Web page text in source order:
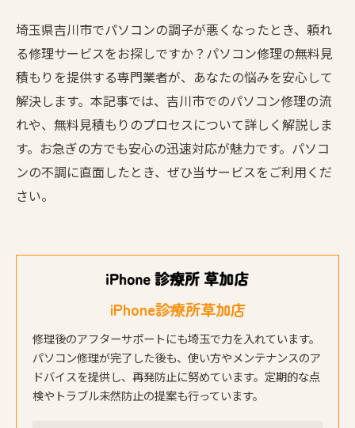
埼玉県吉川市でパソコンの調子が悪くなったとき、頼れ
る修理サービスをお探しですか？パソコン修理の無料見
積もりを提供する専門業者が、あなたの悩みを安心して
解決します。本記事では、吉川市でのパソコン修理の流
れや、無料見積もりのプロセスについて詳しく解説しま
す。お急ぎの方でも安心の迅速対応が魅力です。パソコ
ンの不調に直面したとき、ぜひ当サービスをご利用くだ
さい。
iPhone診療所草加店
修理後のアフターサポートにも埼玉で力を入れています。
パソコン修理が完了した後も、使い方やメンテナンスのア
ドバイスを提供し、再発防止に努めています。定期的な点
検やトラブル未然防止の提案も行っています。